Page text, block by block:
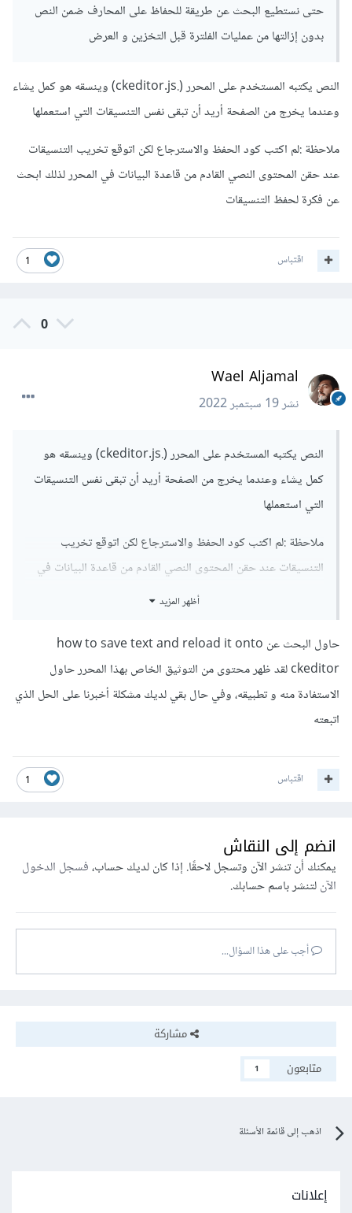
حتى نستطيع البحث عن طريقة للحفاظ على المحارف ضمن النص
بدون إزالتها من عمليات الفلترة قبل التخزين و العرض
النص يكتبه المستخدم على المحرر (.ckeditor.js) وينسقه هو كمل يشاء
وعندما يخرج من الصفحة أريد أن تبقى نفس التنسيقات التي استعملها
ملاحظة :لم اكتب كود الحفظ والاسترجاع لكن اتوقع تخريب التنسيقات
عند حقن المحتوى النصي القادم من قاعدة البيانات في المحرر لذلك ابحث
عن فكرة لحفظ التنسيقات
1 اقتباس
0
Wael Aljamal
نشر19 سبتمبر 2022
النص يكتبه المستخدم على المحرر (.ckeditor.js) وينسقه هو
كمل يشاء وعندما يخرج من الصفحة أريد أن تبقى نفس التنسيقات
التي استعملها
ملاحظة :لم اكتب كود الحفظ والاسترجاع لكن اتوقع تخريب
التنسيقات عند حقن المحتوى النصي القادم من قاعدة البيانات في
المحرر لذلك ابحث عن فكرة لحفظ التنسيقات
أظهر المزيد
حاول البحث عن how to save text and reload it onto
ckeditor لقد ظهر محتوى من التوثيق الخاص بهذا المحرر حاول
الاستفادة منه و تطبيقه، وفي حال بقي لديك مشكلة أخبرنا على الحل الذي
اتبعته
1 اقتباس
انضم إلى النقاش
يمكنك أن تنشر الآن وتسجل لاحقًا. إذا كان لديك حساب،فسجل الدخول
الآنلتنشر باسم حسابك.
أجب على هذا السؤال...
مشاركة
متابعون
1
اذهب إلى قائمة الأسئلة
إعلانات